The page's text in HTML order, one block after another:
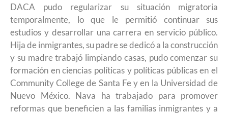
DACA pudo regularizar su situación migratoria
temporalmente, lo que le permitió continuar sus
estudios y desarrollar una carrera en servicio público.
Hija de inmigrantes, su padre se dedicó a la construcción
y su madre trabajó limpiando casas, pudo comenzar su
formación en ciencias políticas y políticas públicas en el
Community College de Santa Fe y en la Universidad de
Nuevo México. Nava ha trabajado para promover
reformas que beneficien a las familias inmigrantes y a